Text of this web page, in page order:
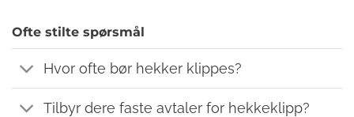
Ofte stilte spørsmål
Hvor ofte bør hekker klippes?
Tilbyr dere faste avtaler for hekkeklipp?